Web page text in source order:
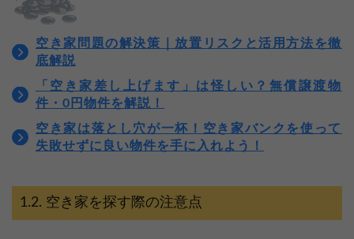
空き家問題の解決策｜放置リスクと活用方法を徹
底解説
「空き家差し上げます」は怪しい？無償譲渡物
件・0円物件を解説！
空き家は落とし穴が一杯！空き家バンクを使って
失敗せずに良い物件を手に入れよう！
空き家を探す際の注意点